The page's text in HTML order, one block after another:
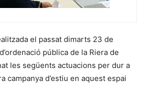
el passat dimarts 23 de
pública de la Riera de
les següents actuacions per dur a
campanya d’estiu en aquest espai